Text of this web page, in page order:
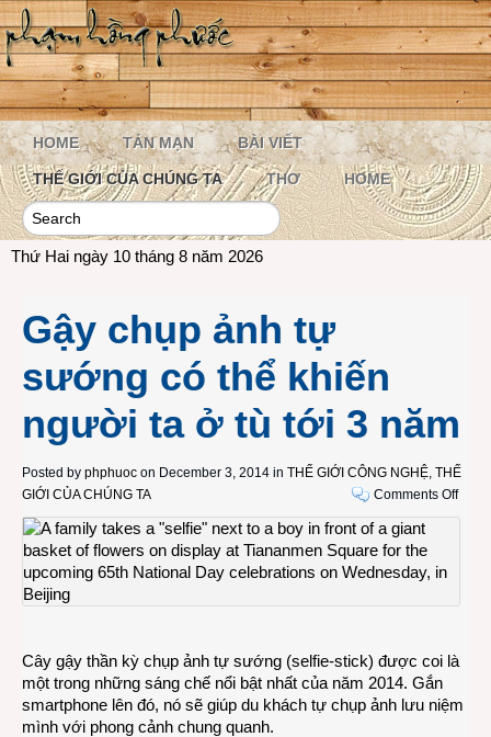
HOME TẢN MẠN BÀI VIẾT
THẾ GIỚI CỦA CHÚNG TA THƠ HOME
Thứ Hai ngày 10 tháng 8 năm 2026
Gậy chụp ảnh tự
sướng có thể khiến
người ta ở tù tới 3 năm
Posted by phphuoc on December 3, 2014 in THẾ GIỚI CÔNG NGHỆ, THẾ
GIỚI CỦA CHÚNG TA
Comments Offon
khiến
ta
Cây gậy thần kỳ chụp ảnh tự sướng (selfie-stick) được coi là
một trong những sáng chế nổi bật nhất của năm 2014. Gắn
smartphone lên đó, nó sẽ giúp du khách tự chụp ảnh lưu niệm
mình với phong cảnh chung quanh.